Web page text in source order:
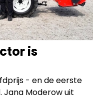
is
- en de eerste
Jana Moderow uit